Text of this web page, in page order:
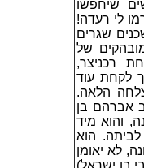
שיחפשו
לי רעדה!
שגרים
תסמינים מובהקים של
רכניצר,
לקחת עוד
הלאה.
אברהם בן
והוא מיד
הוא
לא יאומן
בן ישראל)